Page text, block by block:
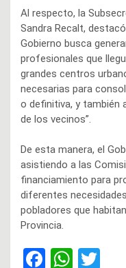
Al respecto, la
Sandra Recalt,
Gobierno busca
profesionales que
grandes centros
necesarias para
o definitiva, y también
de los vecinos”.
De esta manera, el
asistiendo a las
financiamiento para
diferentes
pobladores que
Provincia.
F
W